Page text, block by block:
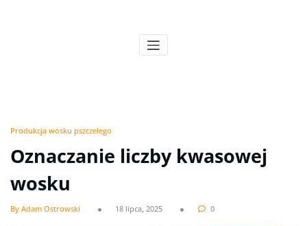
Produkcja wosku pszczelego
Oznaczanie liczby kwasowej
wosku
By Adam Ostrowski 18 lipca, 2025 0